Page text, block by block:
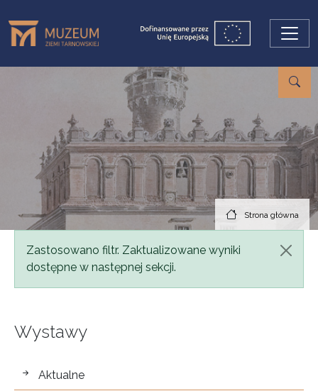
Strona główna
Komunikat
Zastosowano filtr. Zaktualizowane wyniki
dostępne w następnej sekcji.
Wystawy
wystawy
Aktualne